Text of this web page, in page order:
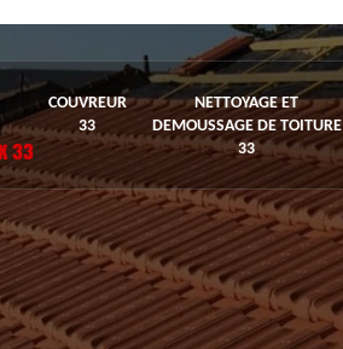
COUVREUR
33
NETTOYAGE ET
DEMOUSSAGE DE TOITURE
33